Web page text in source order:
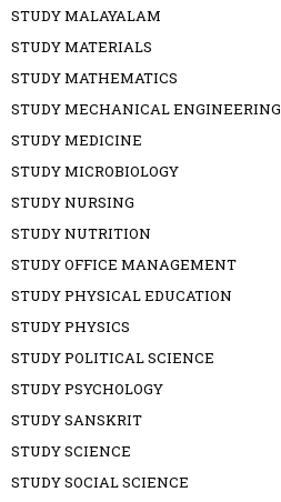
STUDY MALAYALAM
STUDY MATERIALS
STUDY MATHEMATICS
STUDY MECHANICAL ENGINEERING
STUDY MEDICINE
STUDY MICROBIOLOGY
STUDY NURSING
STUDY NUTRITION
STUDY OFFICE MANAGEMENT
STUDY PHYSICAL EDUCATION
STUDY PHYSICS
STUDY POLITICAL SCIENCE
STUDY PSYCHOLOGY
STUDY SANSKRIT
STUDY SCIENCE
STUDY SOCIAL SCIENCE